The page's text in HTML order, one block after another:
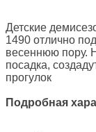
Детские
1490 отлично
весеннюю пору.
посадка,
прогулок
Подробная